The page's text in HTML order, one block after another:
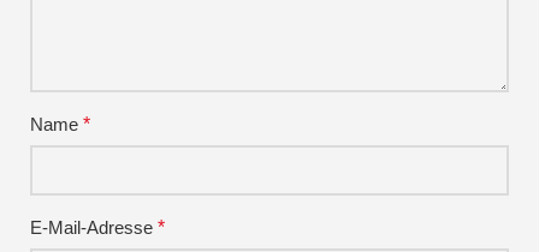
Name *
E-Mail-Adresse *